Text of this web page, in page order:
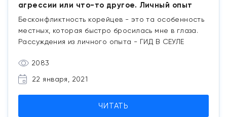
агрессии или что-то другое. Личный опыт
Бесконфликтность корейцев - это та особенность
местных, которая быстро бросилась мне в глаза.
Рассуждения из личного опыта - ГИД В СЕУЛЕ
2083
22 января, 2021
ЧИТАТЬ